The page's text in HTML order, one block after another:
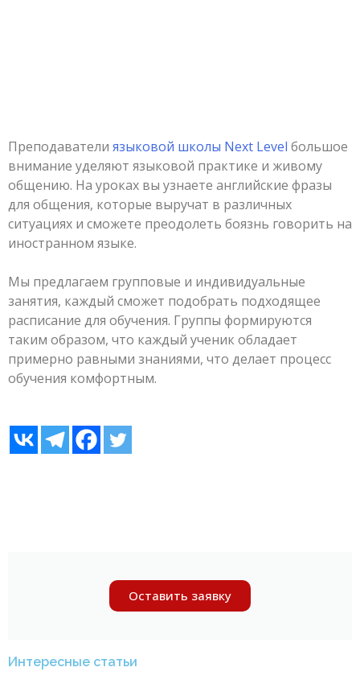
Преподаватели языковой школы Next Level большое
внимание уделяют языковой практике и живому
общению. На уроках вы узнаете английские фразы
для общения, которые выручат в различных
ситуациях и сможете преодолеть боязнь говорить на
иностранном языке.
Мы предлагаем групповые и индивидуальные
занятия, каждый сможет подобрать подходящее
расписание для обучения. Группы формируются
таким образом, что каждый ученик обладает
примерно равными знаниями, что делает процесс
обучения комфортным.
Оставить заявку
Интересные статьи